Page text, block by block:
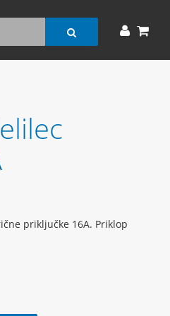
priključke 16A. Priklop